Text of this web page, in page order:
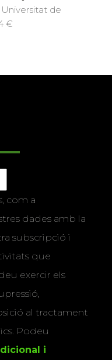
de
€
com a
dades amb la
subscripció i
que
exercir els
al tractament
Podeu
i